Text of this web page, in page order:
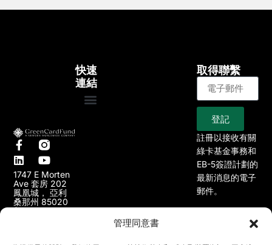
管理同意書
1747 E Morten
Ave 套房 202
鳳凰城， 亞利
桑那州 85020
美國
快速
連結
取得聯繫
登記
註冊以接收有關
綠卡基金事務和
EB-5簽證計劃的
最新消息的電子
郵件。